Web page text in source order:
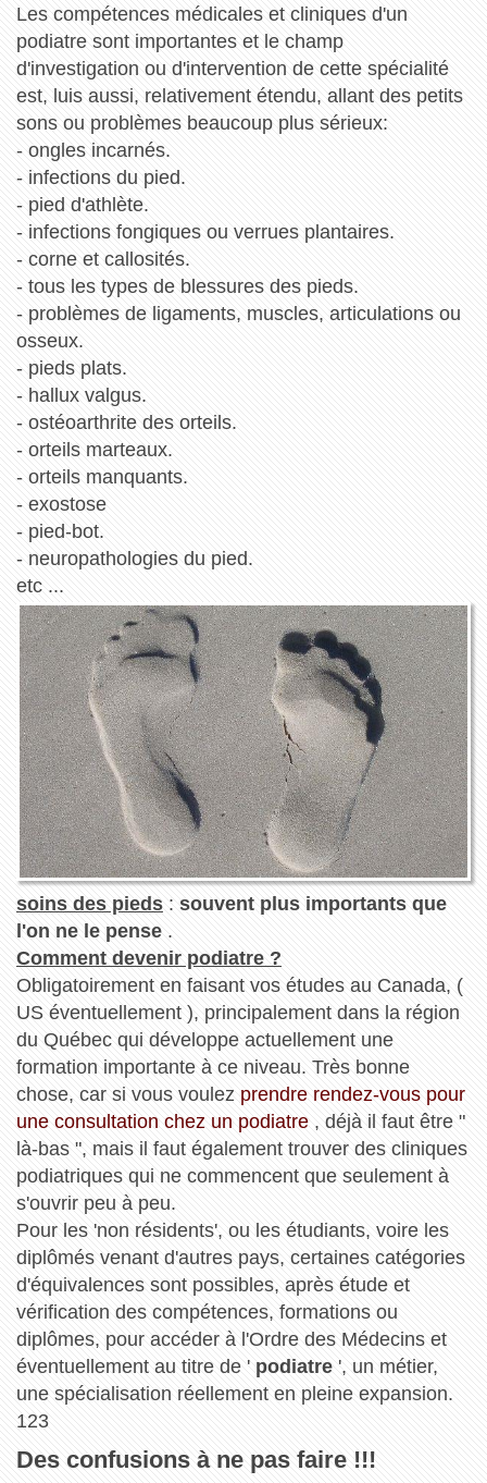
Les compétences médicales et cliniques d'un
podiatre sont importantes et le champ
d'investigation ou d'intervention de cette spécialité
est, luis aussi, relativement étendu, allant des petits
sons ou problèmes beaucoup plus sérieux:
- ongles incarnés.
- infections du pied.
- pied d'athlète.
- infections fongiques ou verrues plantaires.
- corne et callosités.
- tous les types de blessures des pieds.
- problèmes de ligaments, muscles, articulations ou
osseux.
- pieds plats.
- hallux valgus.
- ostéoarthrite des orteils.
- orteils marteaux.
- orteils manquants.
- exostose
- pied-bot.
- neuropathologies du pied.
etc ...
soins des pieds: souvent plus importants que
l'on ne le pense.
Comment devenir podiatre ?
Obligatoirement en faisant vos études au Canada, (
US éventuellement ), principalement dans la région
du Québec qui développe actuellement une
formation importante à ce niveau. Très bonne
chose, car si vous voulez prendre rendez-vous pour
une consultation chez un podiatre, déjà il faut être "
là-bas ", mais il faut également trouver des cliniques
podiatriques qui ne commencent que seulement à
s'ouvrir peu à peu.
Pour les 'non résidents', ou les étudiants, voire les
diplômés venant d'autres pays, certaines catégories
d'équivalences sont possibles, après étude et
vérification des compétences, formations ou
diplômes, pour accéder à l'Ordre des Médecins et
éventuellement au titre de ' podiatre', un métier,
une spécialisation réellement en pleine expansion.
123
Des confusions à ne pas faire !!!